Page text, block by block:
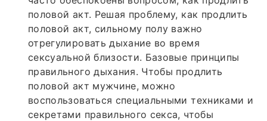
половой акт. Решая проблему, как продлить
половой акт, сильному полу важно
отрегулировать дыхание во время
сексуальной близости. Базовые принципы
правильного дыхания. Чтобы продлить
половой акт мужчине, можно
воспользоваться специальными техниками и
секретами правильного секса, чтобы